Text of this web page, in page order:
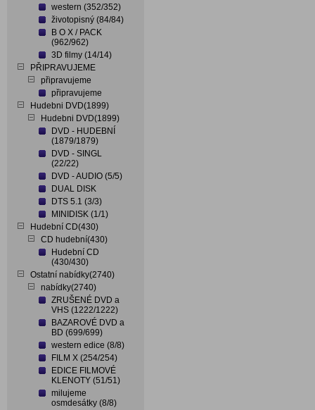
western (352/352)
životopisný (84/84)
B O X / PACK
(962/962)
3D filmy (14/14)
PŘIPRAVUJEME
připravujeme
připravujeme
Hudebni DVD(1899)
Hudebni DVD(1899)
DVD - HUDEBNÍ
(1879/1879)
DVD - SINGL
(22/22)
DVD - AUDIO (5/5)
DUAL DISK
DTS 5.1 (3/3)
MINIDISK (1/1)
Hudební CD(430)
CD hudební(430)
Hudební CD
(430/430)
Ostatní nabídky(2740)
nabídky(2740)
ZRUŠENÉ DVD a
VHS (1222/1222)
BAZAROVÉ DVD a
BD (699/699)
western edice (8/8)
FILM X (254/254)
EDICE FILMOVÉ
KLENOTY (51/51)
milujeme
osmdesátky (8/8)